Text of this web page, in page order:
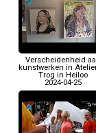
Verscheidenheid
kunstwerken in
Trog in Heiloo
2024-04-25